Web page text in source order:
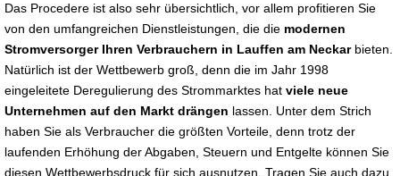
Das Procedere ist also sehr übersichtlich, vor allem profitieren Sie
von den umfangreichen Dienstleistungen, die die modernen
Stromversorger Ihren Verbrauchern in Lauffen am Neckarbieten.
Natürlich ist der Wettbewerb groß, denn die im Jahr 1998
eingeleitete Deregulierung des Strommarktes hat viele neue
Unternehmen auf den Markt drängen lassen. Unter dem Strich
haben Sie als Verbraucher die größten Vorteile, denn trotz der
laufenden Erhöhung der Abgaben, Steuern und Entgelte können Sie
diesen Wettbewerbsdruck für sich ausnutzen. Tragen Sie auch dazu